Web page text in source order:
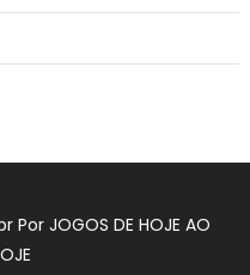
Por JOGOS DE HOJE AO